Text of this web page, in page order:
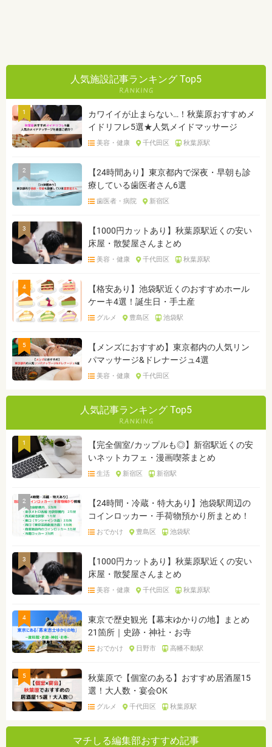
人気施設記事ランキング Top5
1
カワイイが止まらない…！秋葉原おすすめメ
イドリフレ5選★人気メイドマッサージ
美容・健康 千代田区 秋葉原駅
2
【24時間あり】東京都内で深夜・早朝も診
療している歯医者さん6選
歯医者・病院 新宿区
3
【1000円カットあり】秋葉原駅近くの安い
床屋・散髪屋さんまとめ
美容・健康 千代田区 秋葉原駅
4
【格安あり】池袋駅近くのおすすめホール
ケーキ4選！誕生日・手土産
グルメ 豊島区 池袋駅
5
【メンズにおすすめ】東京都内の人気リン
パマッサージ&ドレナージュ4選
美容・健康 千代田区
人気記事ランキング Top5
1
【完全個室/カップルも◎】新宿駅近くの安
いネットカフェ・漫画喫茶まとめ
生活 新宿区 新宿駅
2
【24時間・冷蔵・特大あり】池袋駅周辺の
コインロッカー・手荷物預かり所まとめ！
おでかけ 豊島区 池袋駅
3
【1000円カットあり】秋葉原駅近くの安い
床屋・散髪屋さんまとめ
美容・健康 千代田区 秋葉原駅
4
東京で歴史観光【幕末ゆかりの地】まとめ
21箇所｜史跡・神社・お寺
おでかけ 日野市 高幡不動駅
5
秋葉原で【個室のある】おすすめ居酒屋15
選！大人数・宴会OK
グルメ 千代田区 秋葉原駅
マチしる編集部おすすめ記事